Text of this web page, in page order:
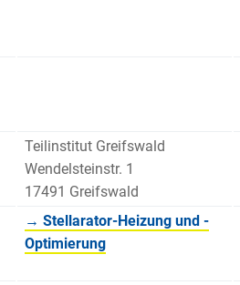
Teilinstitut Greifswald
Wendelsteinstr. 1
17491 Greifswald
→ Stellarator-Heizung und -
Optimierung